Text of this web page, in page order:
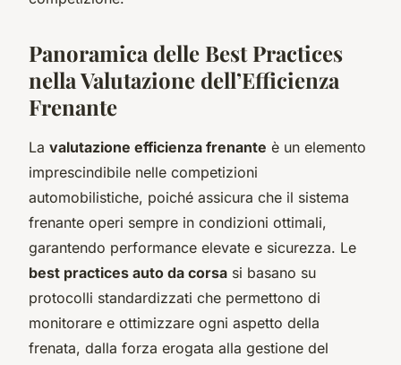
Panoramica delle Best Practices
nella Valutazione dell’Efficienza
Frenante
La valutazione efficienza frenante è un elemento
imprescindibile nelle competizioni
automobilistiche, poiché assicura che il sistema
frenante operi sempre in condizioni ottimali,
garantendo performance elevate e sicurezza. Le
best practices auto da corsa si basano su
protocolli standardizzati che permettono di
monitorare e ottimizzare ogni aspetto della
frenata, dalla forza erogata alla gestione del